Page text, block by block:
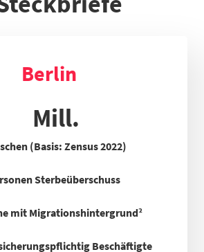
Berlin
Mill.
(Basis: Zensus 2022)
Sterbeüberschuss
mit Migrationshintergrund²
Beschäftigte